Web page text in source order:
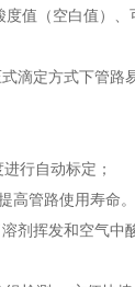
值（空白值）、
定方式下管路
行自动标定；
管路使用寿命。
挥发和空气中酸